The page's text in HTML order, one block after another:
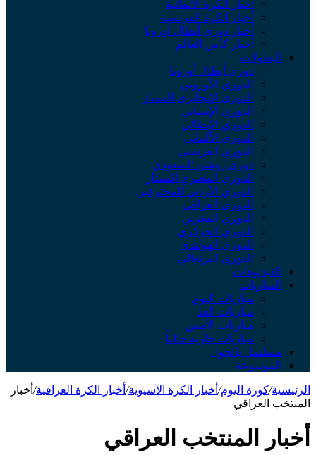
أخبار الكرة الألمانية
أخبار الكرة الفرنسية
أخبار دوري أبطال أوروبا
أخبار كأس العالم
البطولات
دوري أبطال أوروبا
الدوري الأوروبي
الدوري الإنجليزي الممتاز
الدوري الإسباني
الدوري الإيطالي
الدوري الألماني
الدوري الفرنسي
دوري روشن السعودي
الدوري المصري الممتاز
الدوري الأردني للمحترفين
الدوري العراقي
الدوري المغربي
الدوري الجزائري
الدوري الهولندي
الدوري البرتغالي
الفيديوهات
المباريات
مباريات اليوم
مباريات الغد
مباريات الأمس
مباريات جارية حالياً
مسلسل بالجول
الموسوعة
الرئيسية/كورة اليوم/ أخبار الكرة الآسيوية/ أخبار الكرة العراقية/ أخبار
المنتخب العراقي
أخبار المنتخب العراقي